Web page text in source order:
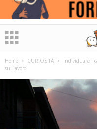
Home CURIOSITÀ
Individuare i
sul lavoro